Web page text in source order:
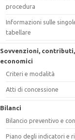
procedura
Informazioni sulle
tabellare
Sovvenzioni,
economici
Criteri e modalità
Atti di concessione
Bilanci
Bilancio preventivo e
Piano degli indicatori e